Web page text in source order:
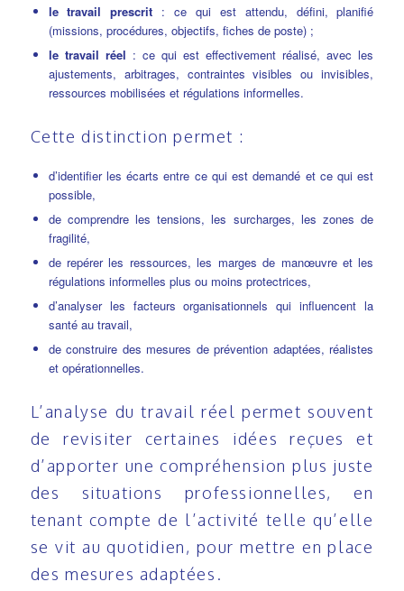
le travail prescrit : ce qui est attendu, défini, planifié
(missions, procédures, objectifs, fiches de poste) ;
le travail réel : ce qui est effectivement réalisé, avec les
ajustements, arbitrages, contraintes visibles ou invisibles,
ressources mobilisées et régulations informelles.
Cette distinction permet :
d’identifier les écarts entre ce qui est demandé et ce qui est
possible,
de comprendre les tensions, les surcharges, les zones de
fragilité,
de repérer les ressources, les marges de manœuvre et les
régulations informelles plus ou moins protectrices,
d’analyser les facteurs organisationnels qui influencent la
santé au travail,
de construire des mesures de prévention adaptées, réalistes
et opérationnelles.
L’analyse du travail réel permet souvent
de revisiter certaines idées reçues et
d’apporter une compréhension plus juste
des situations professionnelles, en
tenant compte de l’activité telle qu’elle
se vit au quotidien, pour mettre en place
des mesures adaptées.